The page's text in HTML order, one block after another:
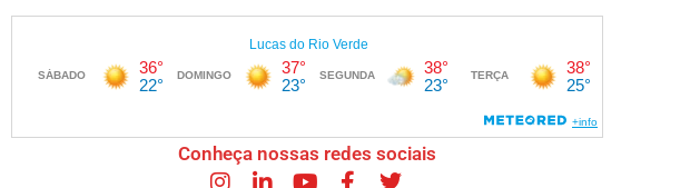
Conheça nossas redes sociais